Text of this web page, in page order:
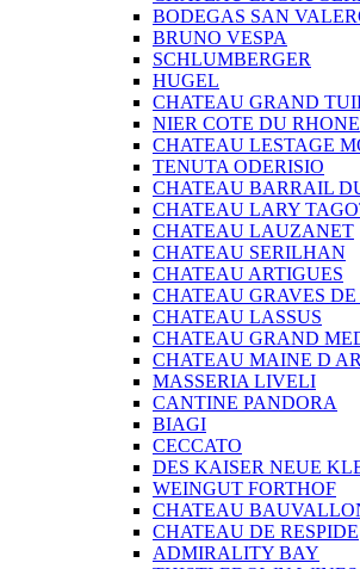
BODEGAS SAN
BRUNO VESPA
SCHLUMBERGER
HUGEL
CHATEAU GRAND
NIER COTE DU RHONE
CHATEAU LESTAGE
TENUTA ODERISIO
CHATEAU BARRAIL
CHATEAU LARY
CHATEAU LAUZANET
CHATEAU SERILHAN
CHATEAU ARTIGUES
CHATEAU GRAVES
CHATEAU LASSUS
CHATEAU GRAND
CHATEAU MAINE D
MASSERIA LIVELI
CANTINE PANDORA
BIAGI
CECCATO
DES KAISER NEUE
WEINGUT FORTHOF
CHATEAU
CHATEAU DE RESPIDE
ADMIRALITY BAY